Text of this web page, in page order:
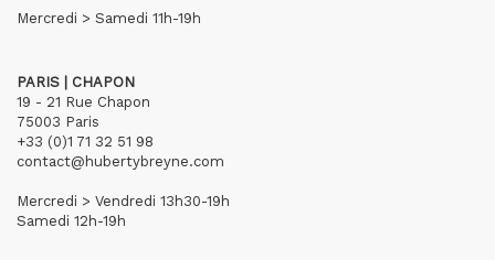
Mercredi > Samedi 11h-19h
PARIS | CHAPON
19 - 21 Rue Chapon
75003 Paris
+33 (0)1 71 32 51 98
contact@hubertybreyne.com
Mercredi > Vendredi 13h30-19h
Samedi 12h-19h